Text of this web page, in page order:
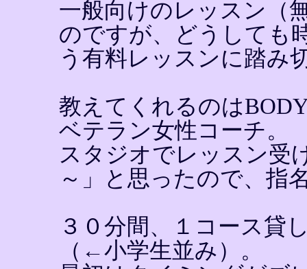
一般向けのレッスン（
のですが、どうしても
う有料レッスンに踏み
教えてくれるのは
ベテラン女性コーチ。
スタジオでレッスン受
～」と思ったので、指
３０分間、１コース貸
（←小学生並み）。